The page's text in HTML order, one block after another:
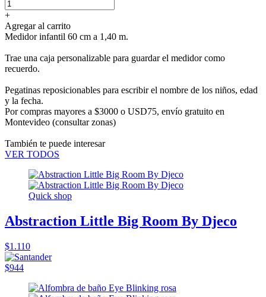
+
Agregar al carrito
Medidor infantil 60 cm a 1,40 m.
Trae una caja personalizable para guardar el medidor como
recuerdo.
Pegatinas reposicionables para escribir el nombre de los niños, edad
y la fecha.
Por compras mayores a $3000 o USD75, envío gratuito en
Montevideo (consultar zonas)
También te puede interesar
VER TODOS
Quick shop
Abstraction Little Big Room By Djeco
$1.110
$944